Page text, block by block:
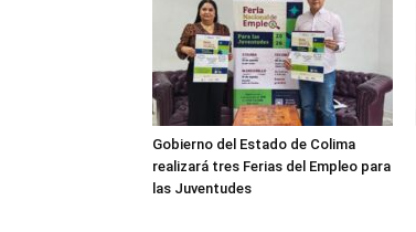
Gobierno del Estado de Colima
realizará tres Ferias del Empleo para
las Juventudes